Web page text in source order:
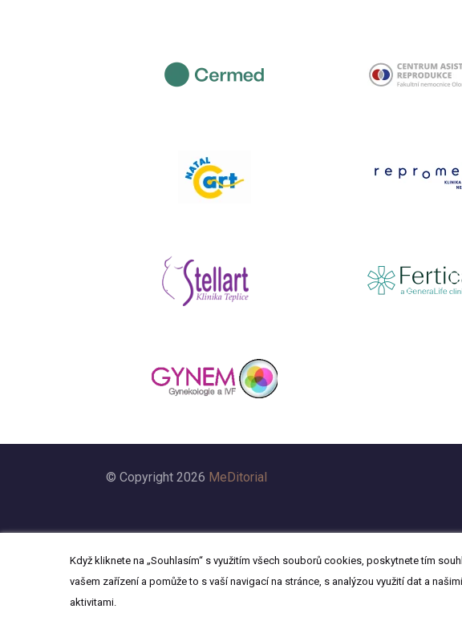
© Copyright 2026 MeDitorial
Když kliknete na „Souhlasím“ s využitím všech souborů cookies, poskytnete tím
vašem zařízení a pomůže to s vaší navigací na stránce, s analýzou využití dat a
aktivitami.